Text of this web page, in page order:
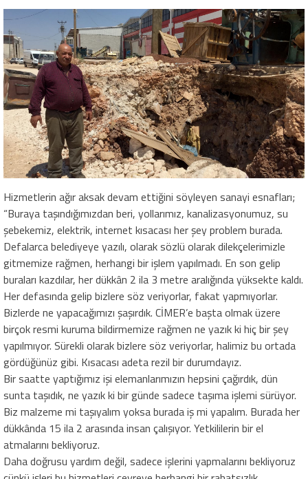
Hizmetlerin ağır aksak devam ettiğini söyleyen sanayi esnafları;
“Buraya taşındığımızdan beri, yollarımız, kanalizasyonumuz, su
şebekemiz, elektrik, internet kısacası her şey problem burada.
Defalarca belediyeye yazılı, olarak sözlü olarak dilekçelerimizle
gitmemize rağmen, herhangi bir işlem yapılmadı. En son gelip
buraları kazdılar, her dükkân 2 ila 3 metre aralığında yüksekte kaldı.
Her defasında gelip bizlere söz veriyorlar, fakat yapmıyorlar.
Bizlerde ne yapacağımızı şaşırdık. CİMER’e başta olmak üzere
birçok resmi kuruma bildirmemize rağmen ne yazık ki hiç bir şey
yapılmıyor. Sürekli olarak bizlere söz veriyorlar, halimiz bu ortada
gördüğünüz gibi. Kısacası adeta rezil bir durumdayız.
Bir saatte yaptığımız işi elemanlarımızın hepsini çağırdık, dün
sunta taşıdık, ne yazık ki bir günde sadece taşıma işlemi sürüyor.
Biz malzeme mi taşıyalım yoksa burada iş mi yapalım. Burada her
dükkânda 15 ila 2 arasında insan çalışıyor. Yetkililerin bir el
atmalarını bekliyoruz.
Daha doğrusu yardım değil, sadece işlerini yapmalarını bekliyoruz